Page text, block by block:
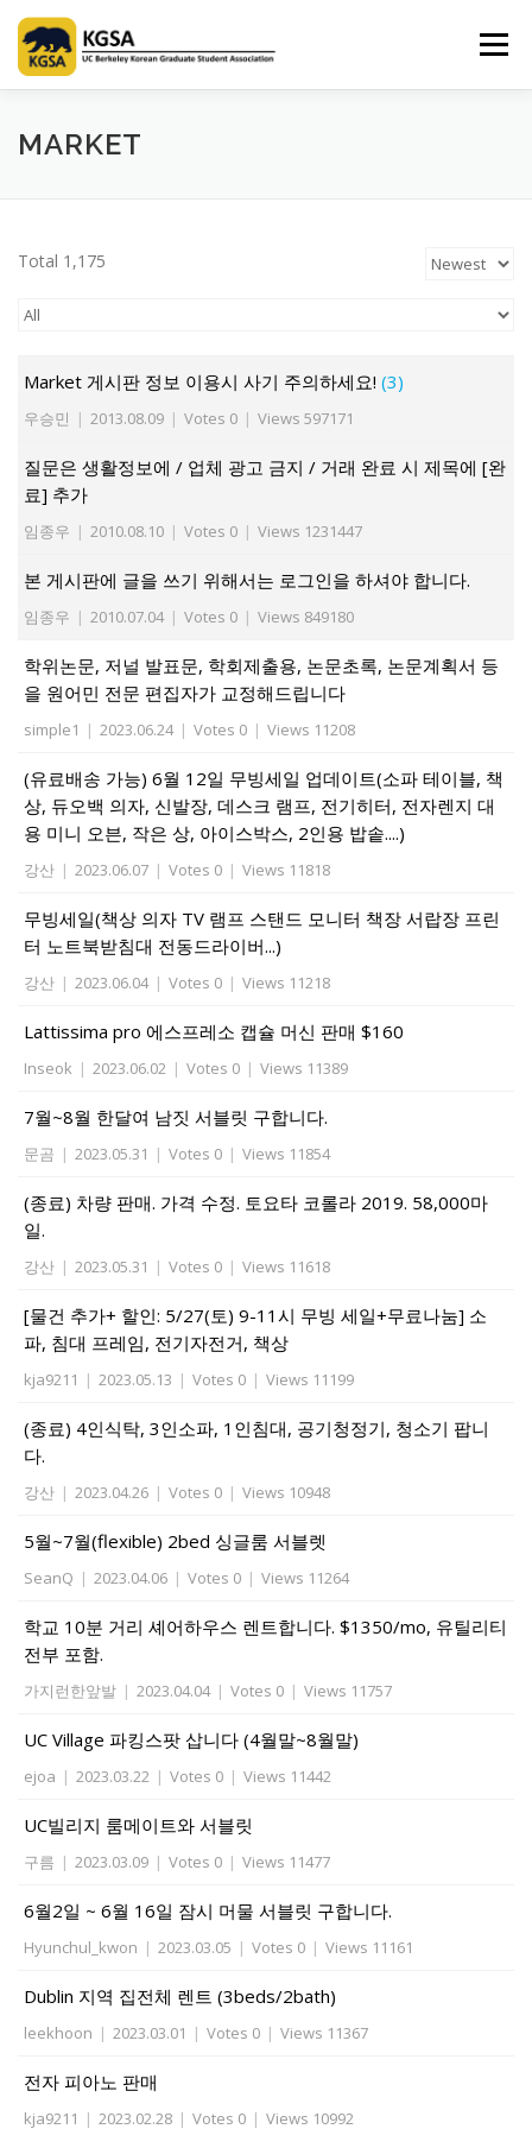
content
Menu
HOME ABOUT US
MARKET
Total 1,175
Market 게시판 정보 이용시 사기 주의하세요! (3)
우승민 | 2013.08.09 | Votes 0 | Views 597171
질문은 생활정보에 / 업체 광고 금지 / 거래 완료 시 제목에 [완
료] 추가
임종우 | 2010.08.10 | Votes 0 | Views 1231447
본 게시판에 글을 쓰기 위해서는 로그인을 하셔야 합니다.
임종우 | 2010.07.04 | Votes 0 | Views 849180
학위논문, 저널 발표문, 학회제출용, 논문초록, 논문계획서 등
을 원어민 전문 편집자가 교정해드립니다
simple1 | 2023.06.24 | Votes 0 | Views 11208
(유료배송 가능) 6월 12일 무빙세일 업데이트(소파 테이블, 책
상, 듀오백 의자, 신발장, 데스크 램프, 전기히터, 전자렌지 대
용 미니 오븐, 작은 상, 아이스박스, 2인용 밥솥....)
강산 | 2023.06.07 | Votes 0 | Views 11818
무빙세일(책상 의자 TV 램프 스탠드 모니터 책장 서랍장 프린
터 노트북받침대 전동드라이버...)
강산 | 2023.06.04 | Votes 0 | Views 11218
Lattissima pro 에스프레소 캡슐 머신 판매 $160
Inseok | 2023.06.02 | Votes 0 | Views 11389
7월~8월 한달여 남짓 서블릿 구합니다.
문곰 | 2023.05.31 | Votes 0 | Views 11854
(종료) 차량 판매. 가격 수정. 토요타 코롤라 2019. 58,000마
일.
강산 | 2023.05.31 | Votes 0 | Views 11618
[물건 추가+ 할인: 5/27(토) 9-11시 무빙 세일+무료나눔] 소
파, 침대 프레임, 전기자전거, 책상
kja9211 | 2023.05.13 | Votes 0 | Views 11199
(종료) 4인식탁, 3인소파, 1인침대, 공기청정기, 청소기 팝니
다.
강산 | 2023.04.26 | Votes 0 | Views 10948
5월~7월(flexible) 2bed 싱글룸 서블렛
SeanQ | 2023.04.06 | Votes 0 | Views 11264
학교 10분 거리 셰어하우스 렌트합니다. $1350/mo, 유틸리티
전부 포함.
가지런한앞발 | 2023.04.04 | Votes 0 | Views 11757
UC Village 파킹스팟 삽니다 (4월말~8월말)
ejoa | 2023.03.22 | Votes 0 | Views 11442
UC빌리지 룸메이트와 서블릿
구름 | 2023.03.09 | Votes 0 | Views 11477
6월2일 ~ 6월 16일 잠시 머물 서블릿 구합니다.
Hyunchul_kwon | 2023.03.05 | Votes 0 | Views 11161
Dublin 지역 집전체 렌트 (3beds/2bath)
leekhoon | 2023.03.01 | Votes 0 | Views 11367
전자 피아노 판매
kja9211 | 2023.02.28 | Votes 0 | Views 10992